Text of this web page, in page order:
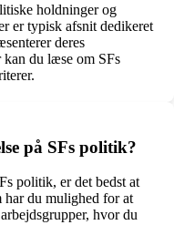
holdninger og
er typisk afsnit dedikeret
deres
du læse om SFs
på SFs politik?
politik, er det bedst at
har du mulighed for at
hvor du